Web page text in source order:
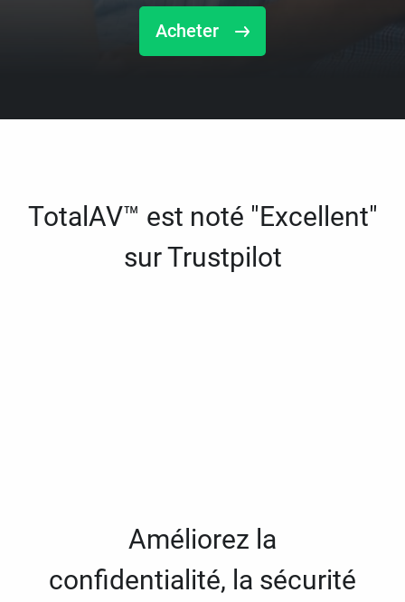
Acheter
TotalAV™ est noté "Excellent"
sur Trustpilot
Améliorez la
confidentialité, la sécurité